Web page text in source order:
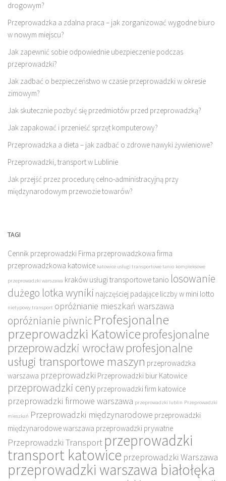
drogowym?
Przeprowadzka a zdalna praca – jak zorganizować wygodne biuro
w nowym miejscu?
Jak zapewnić sobie odpowiednie ubezpieczenie podczas
przeprowadzki?
Jak zadbać o bezpieczeństwo w czasie przeprowadzki w okresie
zimowym?
Jak skutecznie pozbyć się przedmiotów przed przeprowadzką?
Jak zapakować i przenieść sprzęt komputerowy?
Przeprowadzka a dieta – jak zadbać o zdrowe nawyki żywieniowe?
Przeprowadzki, transport w Lublinie
Jak przejść przez procedurę celno-administracyjną przy
międzynarodowym przewozie towarów?
TAGI
Cennik przeprowadzki Firma przeprowadzkowa firma
przeprowadzkowa katowice katowice usługi transportowe tanio kompleksowe
przeprowadzki warszawa kraków usługi transportowe tanio losowanie
dużego lotka wyniki najczęściej padające liczby w mini lotto
nietypowy transport opróżnianie mieszkań warszawa
opróżnianie piwnicProfesjonalne
przeprowadzki Katowiceprofesjonalne
przeprowadzki wrocławprofesjonalne
usługi transportowe maszyn przeprowadzka
warszawa przeprowadzki Przeprowadzki biur Katowice
przeprowadzki ceny przeprowadzki firm katowice
przeprowadzki firmowe warszawa przeprowadzki lublin Przeprowadzki
mieszkań Przeprowadzki międzynarodowe przeprowadzki
międzynarodowe warszawa przeprowadzki prywatne
Przeprowadzki Transport przeprowadzki
transport katowice przeprowadzki Warszawa
przeprowadzki warszawa białołęka